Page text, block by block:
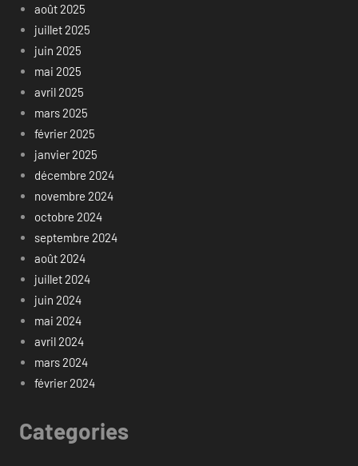
août 2025
juillet 2025
juin 2025
mai 2025
avril 2025
mars 2025
février 2025
janvier 2025
décembre 2024
novembre 2024
octobre 2024
septembre 2024
août 2024
juillet 2024
juin 2024
mai 2024
avril 2024
mars 2024
février 2024
Categories